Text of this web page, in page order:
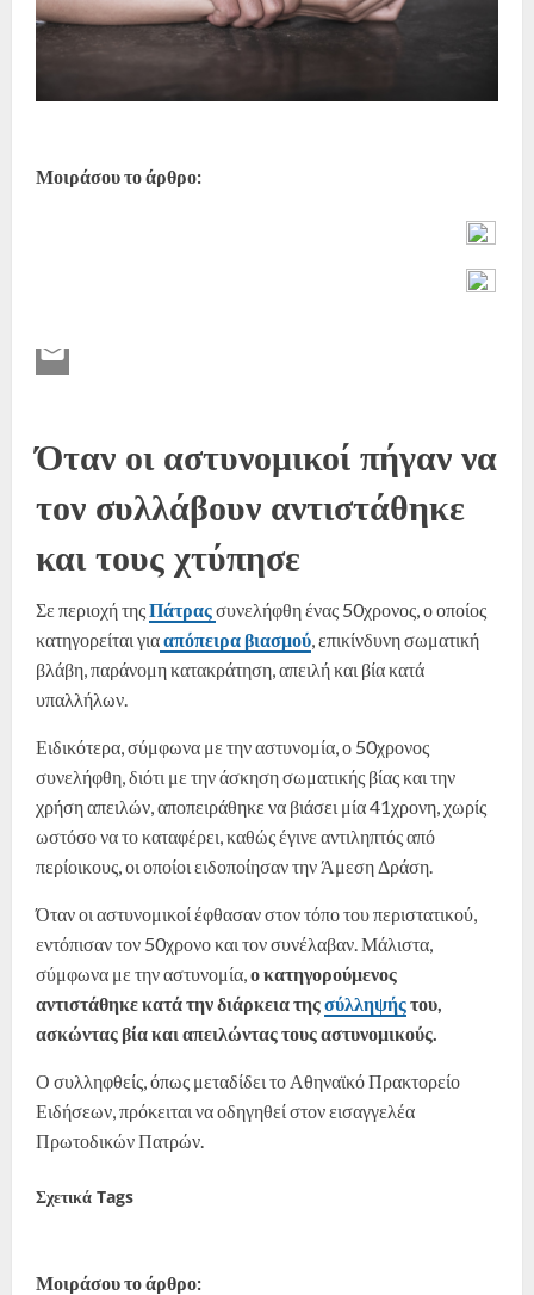
Μοιράσου το άρθρο:
Όταν οι αστυνομικοί πήγαν να
τον συλλάβουν αντιστάθηκε
και τους χτύπησε
Σε περιοχή τηςΠάτραςσυνελήφθη ένας 50χρονος, ο οποίος
κατηγορείται γιααπόπειρα βιασμού, επικίνδυνη σωματική
βλάβη, παράνομη κατακράτηση, απειλή και βία κατά
υπαλλήλων.
Ειδικότερα, σύμφωνα με την αστυνομία, ο 50χρονος
συνελήφθη, διότι με την άσκηση σωματικής βίας και την
χρήση απειλών, αποπειράθηκε να βιάσει μία 41χρονη, χωρίς
ωστόσο να το καταφέρει, καθώς έγινε αντιληπτός από
περίοικους, οι οποίοι ειδοποίησαν την Άμεση Δράση.
Όταν οι αστυνομικοί έφθασαν στον τόπο του περιστατικού,
εντόπισαν τον 50χρονο και τον συνέλαβαν. Μάλιστα,
σύμφωνα με την αστυνομία,ο κατηγορούμενος
αντιστάθηκε κατά την διάρκεια τηςσύλληψήςτου,
ασκώντας βία και απειλώντας τους αστυνομικούς.
Ο συλληφθείς, όπως μεταδίδει το Αθηναϊκό Πρακτορείο
Ειδήσεων, πρόκειται να οδηγηθεί στον εισαγγελέα
Πρωτοδικών Πατρών.
Σχετικά Tags
Μοιράσου το άρθρο: